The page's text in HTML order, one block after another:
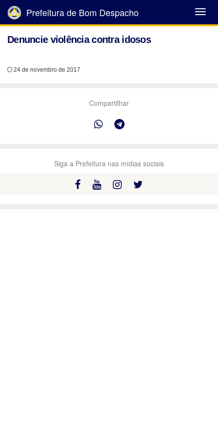
Abrir
Menu
Prefeitura de Bom Despacho
Denuncie violência contra idosos
24 de novembro de 2017
Compartilhar
Siga a Prefeitura nas mídias sociais